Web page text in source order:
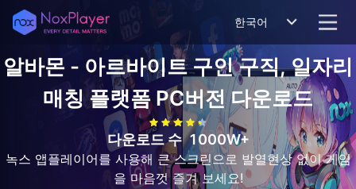
한국어
알바몬 - 아르바이트 구인 구직, 일자리
매칭 플랫폼PC버전 다운로드
다운로드 수 1000W+
녹스 앱플레이어를 사용해 큰 스크린으로 발열현상 없이 게임
을 마음껏 즐겨 보세요!